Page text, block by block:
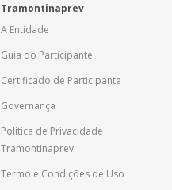
Tramontinaprev
A Entidade
Guia do Participante
Certificado de Participante
Governança
Política de Privacidade
Tramontinaprev
Termo e Condições de Uso